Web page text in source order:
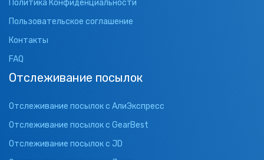
Политика Конфиденциальности
Пользовательское соглашение
Контакты
FAQ
Отслеживание посылок
Отслеживание посылок с АлиЭкспресс
Отслеживание посылок с GearBest
Отслеживание посылок с JD